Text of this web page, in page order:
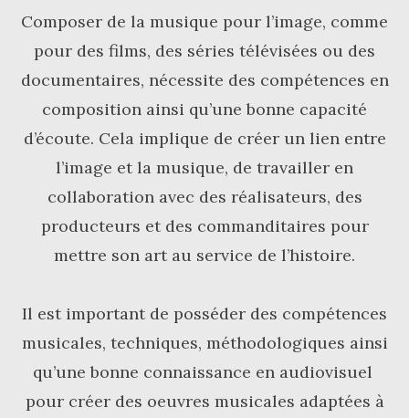
Composer de la musique pour l’image, comme
pour des films, des séries télévisées ou des
documentaires, nécessite des compétences en
composition ainsi qu’une bonne capacité
d’écoute. Cela implique de créer un lien entre
l’image et la musique, de travailler en
collaboration avec des réalisateurs, des
producteurs et des commanditaires pour
mettre son art au service de l’histoire.
Il est important de posséder des compétences
musicales, techniques, méthodologiques ainsi
qu’une bonne connaissance en audiovisuel
pour créer des oeuvres musicales adaptées à